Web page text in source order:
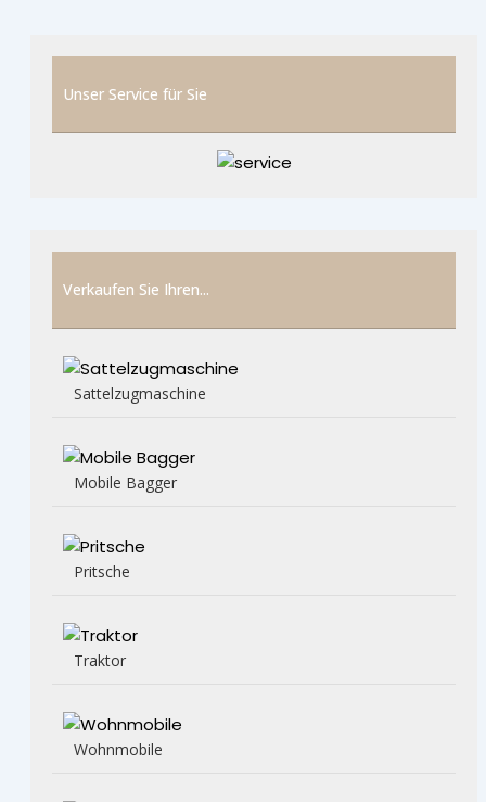
Unser Service für Sie
Verkaufen Sie Ihren...
Sattelzugmaschine
Mobile Bagger
Pritsche
Traktor
Wohnmobile